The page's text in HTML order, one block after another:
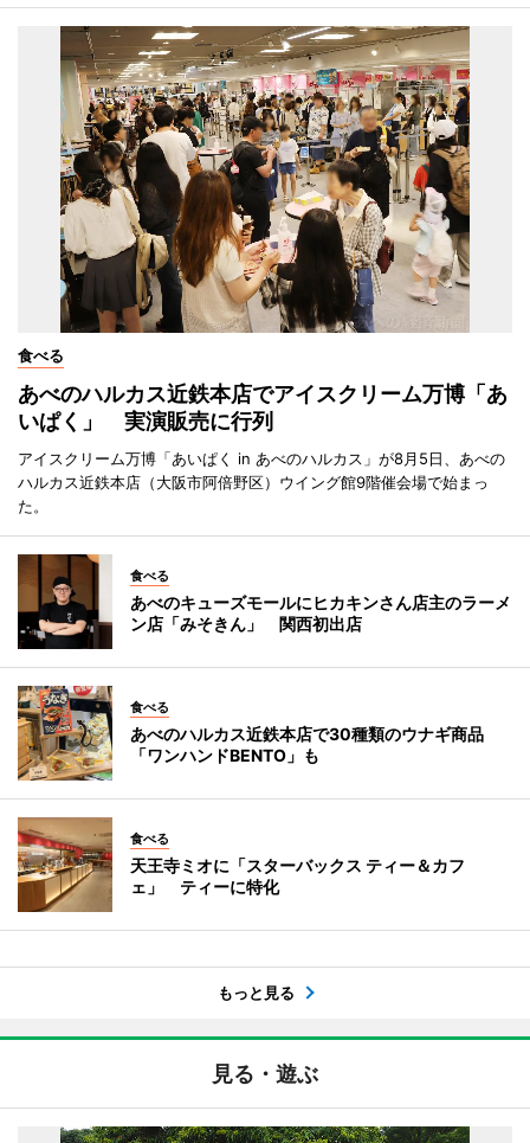
食べる
あべのハルカス近鉄本店でアイスクリーム万博「あ
いぱく」 実演販売に行列
アイスクリーム万博「あいぱく in あべのハルカス」が8月5日、あべの
ハルカス近鉄本店（大阪市阿倍野区）ウイング館9階催会場で始まっ
た。
食べる
あべのキューズモールにヒカキンさん店主のラーメ
ン店「みそきん」 関西初出店
食べる
あべのハルカス近鉄本店で30種類のウナギ商品
「ワンハンドBENTO」も
食べる
天王寺ミオに「スターバックス ティー＆カフ
ェ」 ティーに特化
もっと見る
見る・遊ぶ